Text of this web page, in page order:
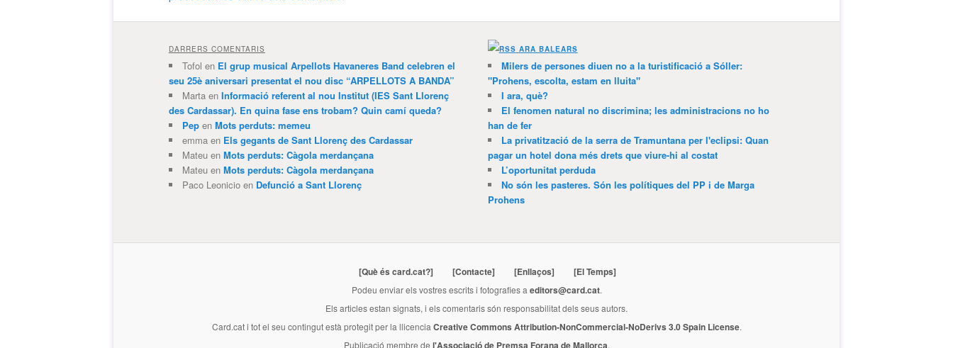
DARRERS COMENTARIS
Tofol en El grup musical Arpellots Havaneres Band celebren el
seu 25è aniversari presentat el nou disc “ARPELLOTS A BANDA”
Martaen Informació referent al nou Institut (IES Sant Llorenç
des Cardassar). En quina fase ens trobam? Quin camí queda?
Pepen Mots perduts: memeu
emmaen Els gegants de Sant Llorenç des Cardassar
Mateuen Mots perduts: Càgola merdançana
Mateuen Mots perduts: Càgola merdançana
Paco Leonicioen Defunció a Sant Llorenç
ARA BALEARS
Milers de persones diuen no a la turistificació a Sóller:
"Prohens, escolta, estam en lluita"
I ara, què?
El fenomen natural no discrimina; les administracions no ho
han de fer
La privatització de la serra de Tramuntana per l'eclipsi: Quan
pagar un hotel dona més drets que viure-hi al costat
L’oportunitat perduda
No són les pasteres. Són les polítiques del PP i de Marga
Prohens
[Què és card.cat?] [Contacte] [Enllaços] [El Temps]
Podeu enviar els vostres escrits i fotografies a editors@card.cat.
Els articles estan signats, i els comentaris són responsabilitat dels seus autors.
Card.cati tot el seu contingut està protegit per la llicencia Creative Commons Attribution-NonCommercial-NoDerivs 3.0 Spain License.
Publicació membre de l'Associació de Premsa Forana de Mallorca.